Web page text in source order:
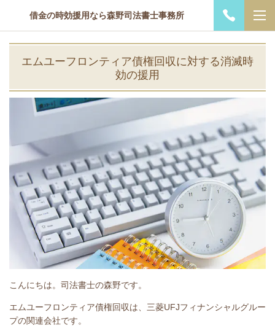
借金の時効援用なら森野司法書士事務所
エムユーフロンティア債権回収に対する消滅時
効の援用
こんにちは。司法書士の森野です。
エムユーフロンティア債権回収は、三菱UFJフィナンシャルグルー
プの関連会社です。